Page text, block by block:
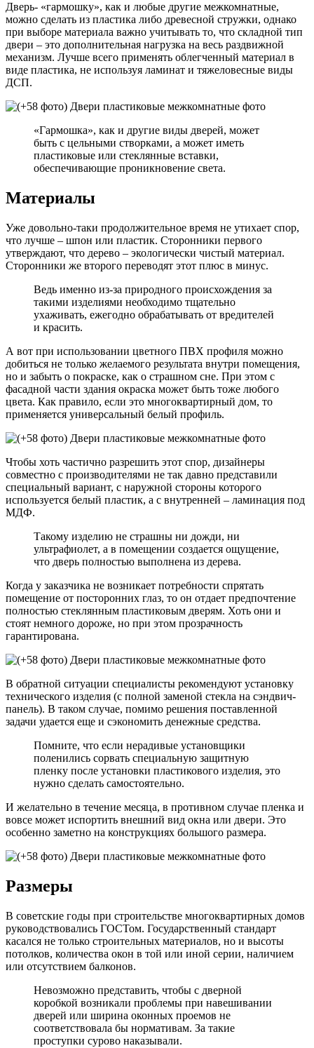
Дверь- «гармошку», как и любые другие межкомнатные,
можно сделать из пластика либо древесной стружки, однако
при выборе материала важно учитывать то, что складной тип
двери – это дополнительная нагрузка на весь раздвижной
механизм. Лучше всего применять облегченный материал в
виде пластика, не используя ламинат и тяжеловесные виды
ДСП.
«Гармошка», как и другие виды дверей, может
быть с цельными створками, а может иметь
пластиковые или стеклянные вставки,
обеспечивающие проникновение света.
Материалы
Уже довольно-таки продолжительное время не утихает спор,
что лучше – шпон или пластик. Сторонники первого
утверждают, что дерево – экологически чистый материал.
Сторонники же второго переводят этот плюс в минус.
Ведь именно из-за природного происхождения за
такими изделиями необходимо тщательно
ухаживать, ежегодно обрабатывать от вредителей
и красить.
А вот при использовании цветного ПВХ профиля можно
добиться не только желаемого результата внутри помещения,
но и забыть о покраске, как о страшном сне. При этом с
фасадной части здания окраска может быть тоже любого
цвета. Как правило, если это многоквартирный дом, то
применяется универсальный белый профиль.
Чтобы хоть частично разрешить этот спор, дизайнеры
совместно с производителями не так давно представили
специальный вариант, с наружной стороны которого
используется белый пластик, а с внутренней – ламинация под
МДФ.
Такому изделию не страшны ни дожди, ни
ультрафиолет, а в помещении создается ощущение,
что дверь полностью выполнена из дерева.
Когда у заказчика не возникает потребности спрятать
помещение от посторонних глаз, то он отдает предпочтение
полностью стеклянным пластиковым дверям. Хоть они и
стоят немного дороже, но при этом прозрачность
гарантирована.
В обратной ситуации специалисты рекомендуют установку
технического изделия (с полной заменой стекла на сэндвич-
панель). В таком случае, помимо решения поставленной
задачи удается еще и сэкономить денежные средства.
Помните, что если нерадивые установщики
поленились сорвать специальную защитную
пленку после установки пластикового изделия, это
нужно сделать самостоятельно.
И желательно в течение месяца, в противном случае пленка и
вовсе может испортить внешний вид окна или двери. Это
особенно заметно на конструкциях большого размера.
Размеры
В советские годы при строительстве многоквартирных домов
руководствовались ГОСТом. Государственный стандарт
касался не только строительных материалов, но и высоты
потолков, количества окон в той или иной серии, наличием
или отсутствием балконов.
Невозможно представить, чтобы с дверной
коробкой возникали проблемы при навешивании
дверей или ширина оконных проемов не
соответствовала бы нормативам. За такие
проступки сурово наказывали.